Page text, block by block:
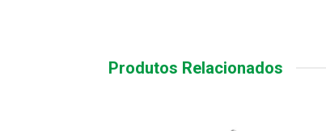
Produtos Relacionados